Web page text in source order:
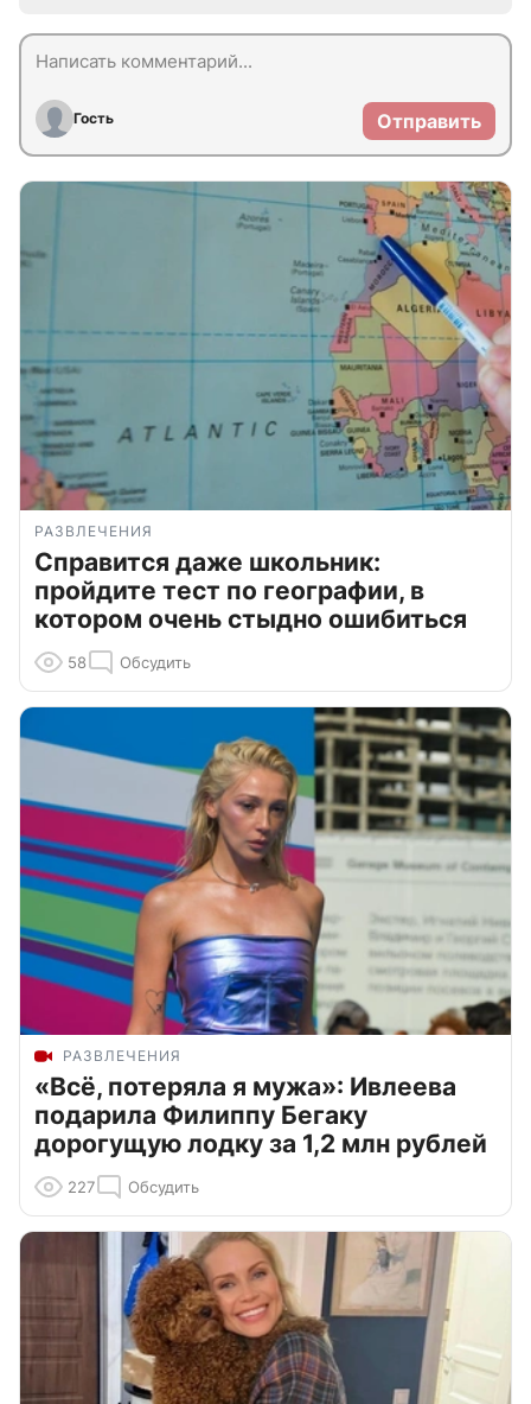
Гость Отправить
РАЗВЛЕЧЕНИЯ
Справится даже школьник:
пройдите тест по географии, в
котором очень стыдно ошибиться
58 Обсудить
РАЗВЛЕЧЕНИЯ
«Всё, потеряла я мужа»: Ивлеева
подарила Филиппу Бегаку
дорогущую лодку за 1,2 млн рублей
227 Обсудить